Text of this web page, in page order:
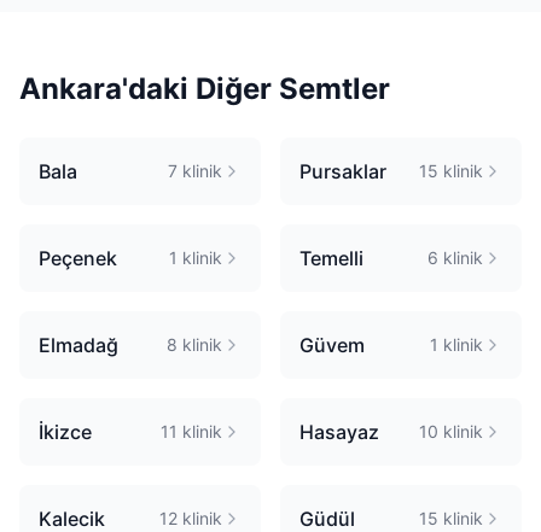
Ankara'daki Diğer Semtler
Bala 7 klinik Pursaklar 15 klinik
Peçenek 1 klinik Temelli 6 klinik
Elmadağ 8 klinik Güvem 1 klinik
İkizce 11 klinik Hasayaz 10 klinik
Kalecik 12 klinik Güdül 15 klinik